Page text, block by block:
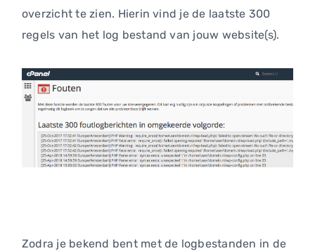
overzicht te zien. Hierin vind je de laatste 300
regels van het log bestand van jouw website(s).
Zodra je bekend bent met de logbestanden in de